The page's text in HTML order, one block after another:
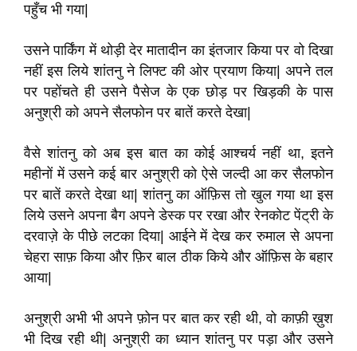
पहुँच भी गया|
उसने पार्किंग में थोड़ी देर मातादीन का इंतजार किया पर वो दिखा
नहीं इस लिये शांतनु ने लिफ्ट की ओर प्रयाण किया| अपने तल
पर पहोंचते ही उसने पैसेज के एक छोड़ पर खिड़की के पास
अनुश्री को अपने सैलफोन पर बातें करते देखा|
वैसे शांतनु को अब इस बात का कोई आश्चर्य नहीं था, इतने
महीनों में उसने कई बार अनुश्री को ऐसे जल्दी आ कर सैलफोन
पर बातें करते देखा था| शांतनु का ऑफ़िस तो खुल गया था इस
लिये उसने अपना बैग अपने डेस्क पर रखा और रेनकोट पेंट्री के
दरवाज़े के पीछे लटका दिया| आईने में देख कर रुमाल से अपना
चेहरा साफ़ किया और फ़िर बाल ठीक किये और ऑफ़िस के बहार
आया|
अनुश्री अभी भी अपने फ़ोन पर बात कर रही थी, वो काफ़ी ख़ुश
भी दिख रही थी| अनुश्री का ध्यान शांतनु पर पड़ा और उसने